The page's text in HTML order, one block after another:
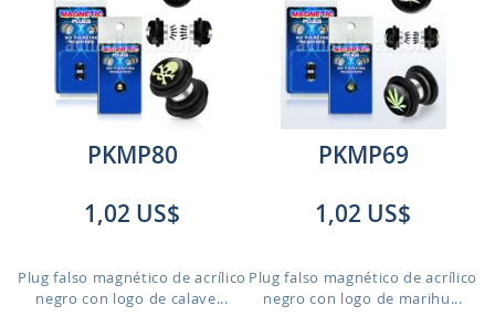
PKMP80
1,02 US$
Plug falso magnético de acrílico
negro con logo de calave...
PKMP69
1,02 US$
Plug falso magnético de acrílico
negro con logo de marihu...